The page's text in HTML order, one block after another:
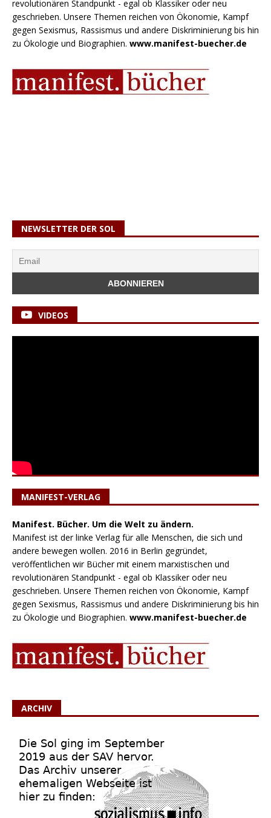
revolutionären Standpunkt - egal ob Klassiker oder neu
geschrieben. Unsere Themen reichen von Ökonomie, Kampf
gegen Sexismus, Rassismus und andere Diskriminierung bis hin
zu Ökologie und Biographien. www.manifest-buecher.de
NEWSLETTER DER SOL
VIDEOS
MANIFEST-VERLAG
Manifest. Bücher. Um die Welt zu ändern.
Manifest ist der linke Verlag für alle Menschen, die sich und
andere bewegen wollen. 2016 in Berlin gegründet,
veröffentlichen wir Bücher mit einem marxistischen und
revolutionären Standpunkt - egal ob Klassiker oder neu
geschrieben. Unsere Themen reichen von Ökonomie, Kampf
gegen Sexismus, Rassismus und andere Diskriminierung bis hin
zu Ökologie und Biographien. www.manifest-buecher.de
ARCHIV